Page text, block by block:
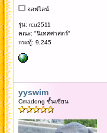
ออฟไลน์
รุ่น: rcu2511
คณะ: "นิเทศศาสตร์"
กระทู้: 9,245
yyswim
Cmadong ชั้นเซียน